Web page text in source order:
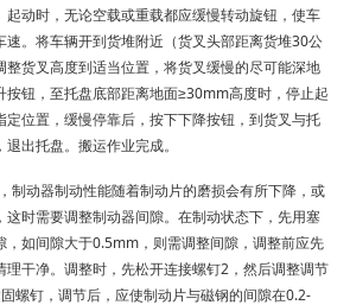
起动时，无论空载或重载都应缓慢转动旋钮，使车
速。将车辆开到货堆附近（货叉头部距离货堆30公
整货叉高度到适当位置，将货叉缓慢的尽可能深地
按钮，至托盘底部距离地面≥30mm高度时，停止起
定位置，缓慢停靠后，按下下降按钮，到货叉与托
出托盘。搬运作业完成。
制动器制动性能随着制动片的磨损会有所下降，或
这时需要调整制动器间隙。在制动状态下，先用塞
，如间隙大于0.5mm，则需调整间隙，调整前应先
理干净。调整时，先松开连接螺钉2，然后调整调节
螺钉，调节后，应使制动片与磁钢的间隙在0.2-